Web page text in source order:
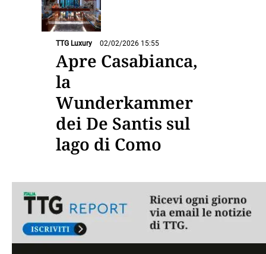
TTG Luxury 02/02/2026 15:55
Apre Casabianca,
la
Wunderkammer
dei De Santis sul
lago di Como